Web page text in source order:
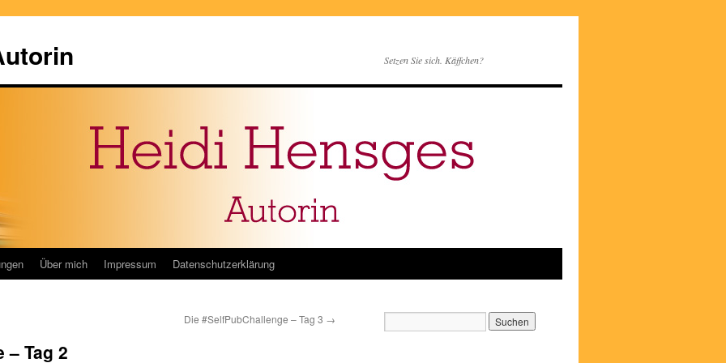
Setzen Sie sich. Käffchen?
Über mich Impressum Datenschutzerklärung
Die #SelfPubChallenge – Tag 3 →
– Tag 2